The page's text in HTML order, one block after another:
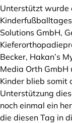
Unterstützt wurde
Solutions GmbH,
Becker, Hakan’s
Media Orth GmbH
Kinder blieb somit
Unterstützung
noch einmal ein
die diesen Tag in